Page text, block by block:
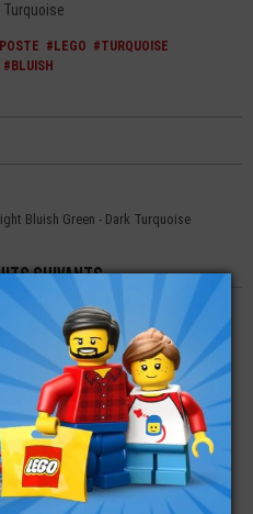
Turquoise
#LEGO #TURQUOISE
#BLUISH
Bluish Green - Dark Turquoise
suivants
MINI-
CHEVEUX
(5N)
€
LEGO® ACCESSOIRE
VÉHICULE PASSAGE
DE ROUE 3X4
0,24€
LEGO® ACCESSOIRE